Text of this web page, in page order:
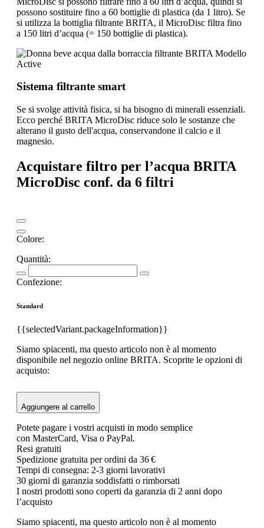
possono sostituire fino a 60 bottiglie di plastica (da 1 litro). Se
si utilizza la bottiglia filtrante BRITA, il MicroDisc filtra fino
a 150 litri d’acqua (= 150 bottiglie di plastica).
Sistema filtrante smart
Se si svolge attività fisica, si ha bisogno di minerali essenziali.
Ecco perché BRITA MicroDisc riduce solo le sostanze che
alterano il gusto dell'acqua, conservandone il calcio e il
magnesio.
Acquistare filtro per l’acqua BRITA
MicroDisc conf. da 6 filtri
Colore:
Quantità:
Confezione:
Standard
{{selectedVariant.packageInformation}}
Siamo spiacenti, ma questo articolo non è al momento
disponibile nel negozio online BRITA. Scoprite le opzioni di
acquisto:
Aggiungere al carrello
Potete pagare i vostri acquisti in modo semplice
con MasterCard, Visa o PayPal.
Resi gratuiti
Spedizione gratuita per ordini da 36 €
Tempi di consegna: 2-3 giorni lavorativi
30 giorni di garanzia soddisfatti o rimborsati
I nostri prodotti sono coperti da garanzia di 2 anni dopo
l’acquisto
Siamo spiacenti, ma questo articolo non è al momento